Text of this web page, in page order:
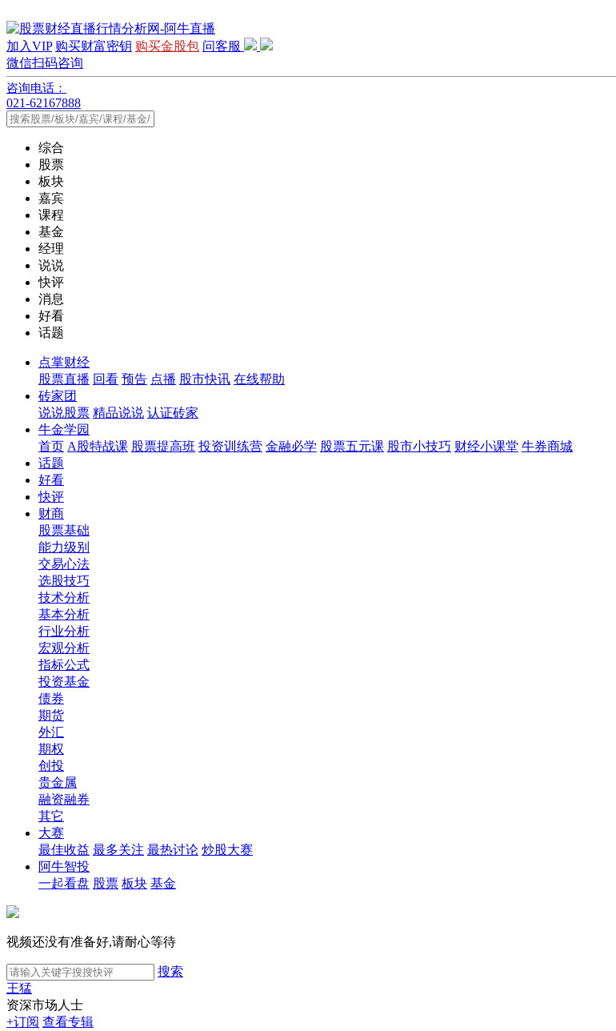
加入VIP 购买财富密钥 购买金股包 问客服
微信扫码咨询
咨询电话：
021-62167888
综合
股票
板块
嘉宾
课程
基金
经理
说说
快评
消息
好看
话题
点掌财经
股票直播 回看 预告 点播 股市快讯 在线帮助
砖家团
说说股票 精品说说 认证砖家
牛金学园
首页 A股特战课 股票提高班 投资训练营 金融必学 股票五元课 股市小技巧 财经小课堂 牛券商城
话题
好看
快评
财商
股票基础
能力级别
交易心法
选股技巧
技术分析
基本分析
行业分析
宏观分析
指标公式
投资基金
债券
期货
外汇
期权
创投
贵金属
融资融券
其它
大赛
最佳收益 最多关注 最热讨论 炒股大赛
阿牛智投
一起看盘 股票 板块 基金
视频还没有准备好,请耐心等待
搜索
王猛
资深市场人士
+订阅 查看专辑